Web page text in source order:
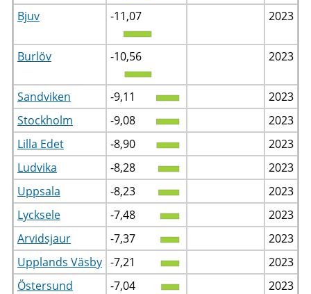
Bjuv -11,07 2023
Burlöv -10,56 2023
Sandviken -9,11
2023
Stockholm
-9,08
2023
Lilla Edet
-8,90
2023
Ludvika
-8,28
2023
Uppsala
-8,23
2023
Lycksele
-7,48
2023
Arvidsjaur
-7,37
2023
Upplands Väsby -7,21
2023
Östersund
-7,04
2023